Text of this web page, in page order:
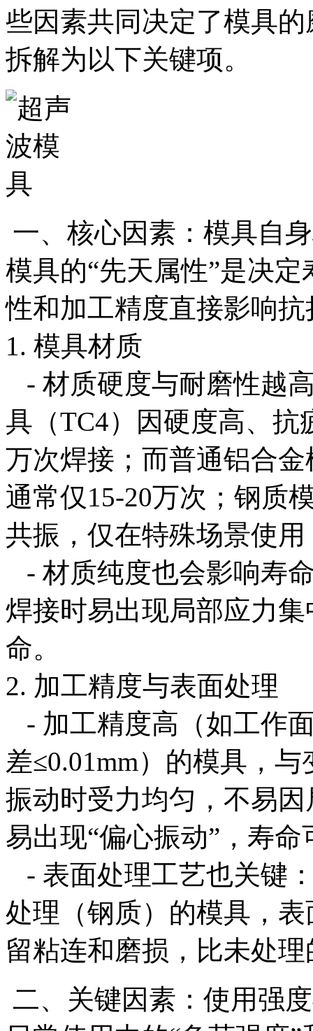
些因素共同决定了模具
拆解为以下关键项。
一、核心因素：模具自
模具的“先天属性”是决
性和加工精度直接影响
1. 模具材质
- 材质硬度与耐磨性越
具（TC4）因硬度高、抗
万次焊接；而普通铝合
通常仅15-20万次；钢质
共振，仅在特殊场景使
- 材质纯度也会影响寿
焊接时易出现局部应力
命。
2. 加工精度与表面处理
- 加工精度高（如工作
差≤0.01mm）的模具，
振动时受力均匀，不易
易出现“偏心振动”，寿
- 表面处理工艺也关键
处理（钢质）的模具，
留粘连和磨损，比未处
二、关键因素：使用强